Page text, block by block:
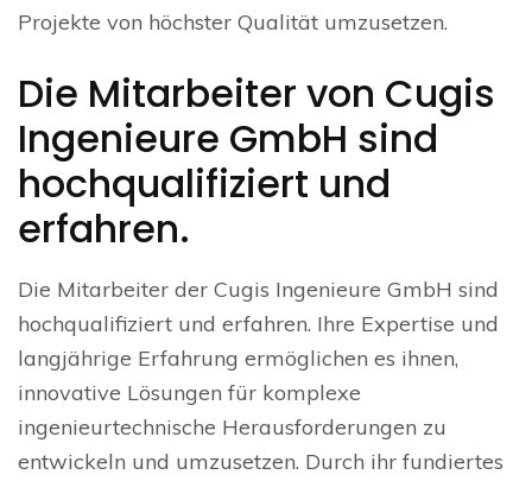
Projekte von höchster Qualität umzusetzen.
Die Mitarbeiter von Cugis
Ingenieure GmbH sind
hochqualifiziert und
erfahren.
Die Mitarbeiter der Cugis Ingenieure GmbH sind
hochqualifiziert und erfahren. Ihre Expertise und
langjährige Erfahrung ermöglichen es ihnen,
innovative Lösungen für komplexe
ingenieurtechnische Herausforderungen zu
entwickeln und umzusetzen. Durch ihr fundiertes